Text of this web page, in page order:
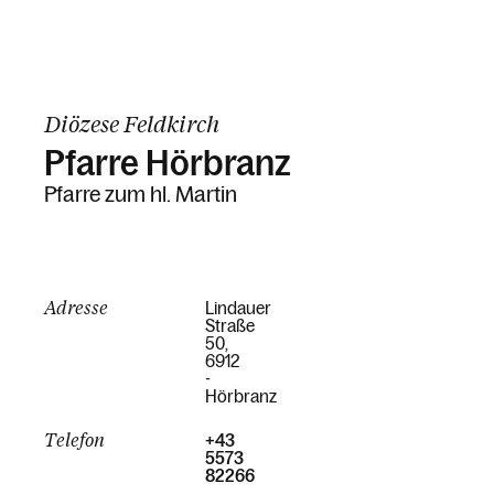
Diözese Feldkirch
Pfarre Hörbranz
Pfarre zum hl. Martin
Adresse
Lindauer
Straße
50,
6912
-
Hörbranz
Telefon
+43
5573
82266